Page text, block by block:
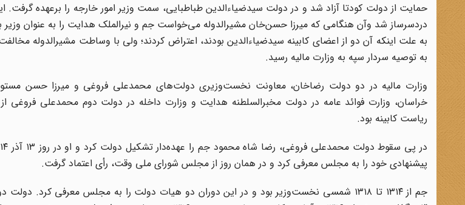
حمایت ‌از دولت ‌کودتا آزاد شد و در دولت ‌سیدضیاءالدین ‌طباطبایی‌، سمت وزیر امور خارجه را برعهده
دردسرساز شد وآن هنگامی که میرزا حسن‌خان مشیرالدوله می‌خواست جم و نیرالملک هدایت را به عنوان وزیر
به توصیه سردار سپه به وزارت مالیه رسید.
وزارت‌ مالیه ‌در دو دولت ‌رضاخان، معاونت ‌نخست‌‌وزیری ‌دولت‌های ‌محمدعلی فروغی ‌و میرزا حسن
خراسان، وزارت‌ فوائد عامه ‌در دولت ‌مخبرالسلطنه‌ هدایت‌ و وزارت ‌داخله در دولت ‌دوم ‌محمدعلی‌
ریاست کابینه بود.
پیشنهادی خود را به مجلس معرفی کرد و در همان روز از مجلس ‌شورای‌ ملی ‌وقت‌، رأی ‌اعتماد گرفت.
جم از ۱۳۱۴ ‌تا ۱۳۱۸ شمسی ‌نخست‌وزیر بود و در این‌ دوران‌ دو هیات‌ دولت‌ را به‌ مجلس ‌معرفی ‌کرد.